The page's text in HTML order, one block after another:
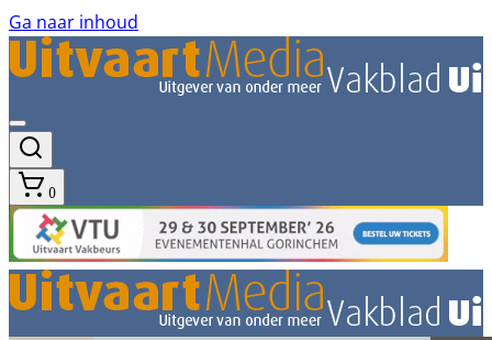
Ga naar inhoud
0